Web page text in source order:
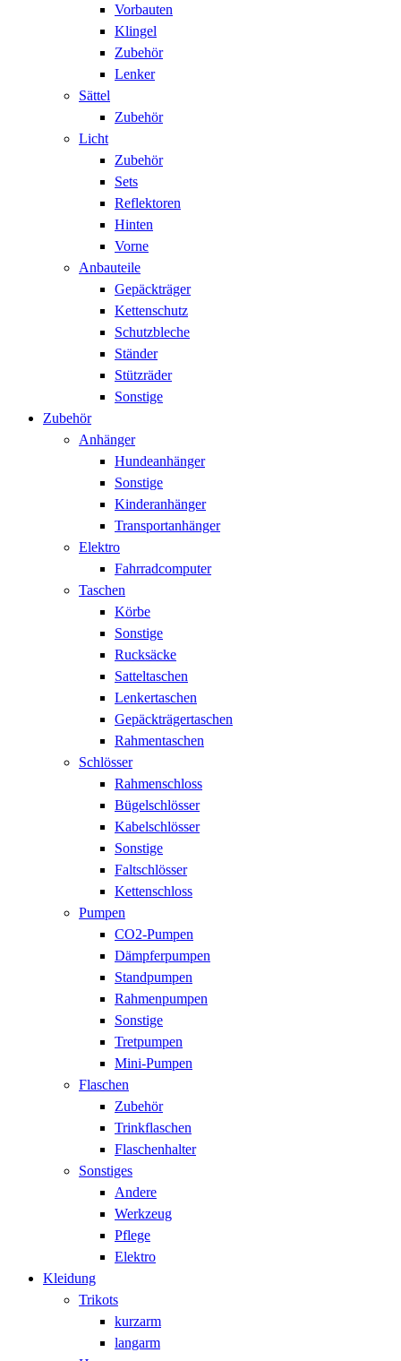
Vorbauten
Klingel
Zubehör
Lenker
Sättel
Zubehör
Licht
Zubehör
Sets
Reflektoren
Hinten
Vorne
Anbauteile
Gepäckträger
Kettenschutz
Schutzbleche
Ständer
Stützräder
Sonstige
Zubehör
Anhänger
Hundeanhänger
Sonstige
Kinderanhänger
Transportanhänger
Elektro
Fahrradcomputer
Taschen
Körbe
Sonstige
Rucksäcke
Satteltaschen
Lenkertaschen
Gepäckträgertaschen
Rahmentaschen
Schlösser
Rahmenschloss
Bügelschlösser
Kabelschlösser
Sonstige
Faltschlösser
Kettenschloss
Pumpen
CO2-Pumpen
Dämpferpumpen
Standpumpen
Rahmenpumpen
Sonstige
Tretpumpen
Mini-Pumpen
Flaschen
Zubehör
Trinkflaschen
Flaschenhalter
Sonstiges
Andere
Werkzeug
Pflege
Elektro
Kleidung
Trikots
kurzarm
langarm